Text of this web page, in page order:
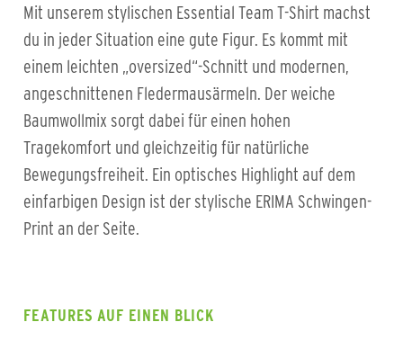
Mit unserem stylischen Essential Team T-Shirt machst
du in jeder Situation eine gute Figur. Es kommt mit
einem leichten „oversized“-Schnitt und modernen,
angeschnittenen Fledermausärmeln. Der weiche
Baumwollmix sorgt dabei für einen hohen
Tragekomfort und gleichzeitig für natürliche
Bewegungsfreiheit. Ein optisches Highlight auf dem
einfarbigen Design ist der stylische ERIMA Schwingen-
Print an der Seite.
FEATURES AUF EINEN BLICK